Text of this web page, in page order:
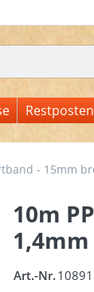
Sie
Restposten
- 15mm
10m
Art.-Nr.